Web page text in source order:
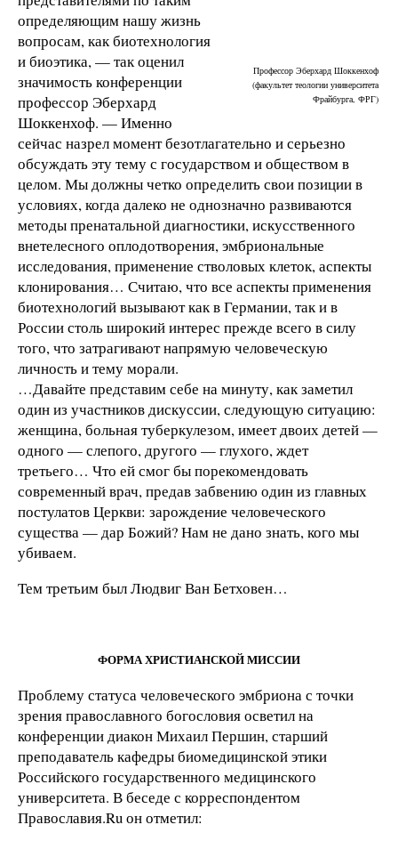
Профессор Эберхард Шоккенхоф
(факультет теологии университета
Фрайбурга, ФРГ)
определяющим нашу жизнь
вопросам, как биотехнология
и биоэтика, — так оценил
значимость конференции
профессор Эберхард
Шоккенхоф. — Именно
сейчас назрел момент безотлагательно и серьезно
обсуждать эту тему с государством и обществом в
целом. Мы должны четко определить свои позиции в
условиях, когда далеко не однозначно развиваются
методы пренатальной диагностики, искусственного
внетелесного оплодотворения, эмбриональные
исследования, применение стволовых клеток, аспекты
клонирования… Считаю, что все аспекты применения
биотехнологий вызывают как в Германии, так и в
России столь широкий интерес прежде всего в силу
того, что затрагивают напрямую человеческую
личность и тему морали.
…Давайте представим себе на минуту, как заметил
один из участников дискуссии, следующую ситуацию:
женщина, больная туберкулезом, имеет двоих детей —
одного — слепого, другого — глухого, ждет
третьего… Что ей смог бы порекомендовать
современный врач, предав забвению один из главных
постулатов Церкви: зарождение человеческого
существа — дар Божий? Нам не дано знать, кого мы
убиваем.
Тем третьим был Людвиг Ван Бетховен…
ФОРМА ХРИСТИАНСКОЙ МИССИИ
Проблему статуса человеческого эмбриона с точки
зрения православного богословия осветил на
конференции диакон Михаил Першин, старший
преподаватель кафедры биомедицинской этики
Российского государственного медицинского
университета. В беседе с корреспондентом
Православия.Ru он отметил: